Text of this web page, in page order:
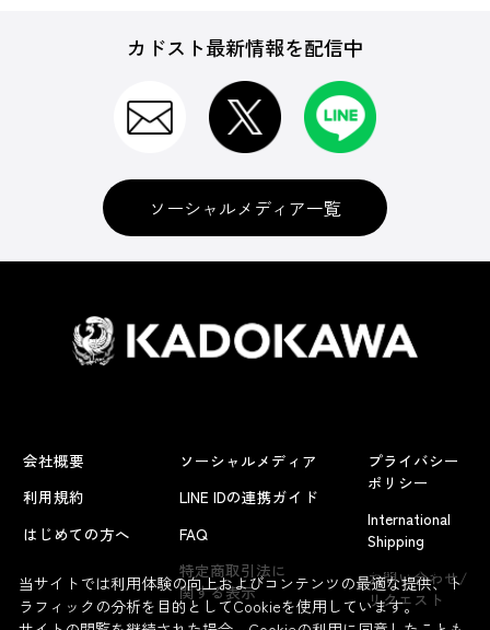
よくあるお問い合わせ
カドスト最新情報を配信中
ソーシャルメディア一覧
会社概要
利用規約
はじめての方へ
ソーシャルメディア
LINE IDの連携ガイド
FAQ
特定商取引法に
関する表示
プライバシー
ポリシー
International
Shipping
お問い合わせ/
リクエスト
当サイトでは利用体験の向上およびコンテンツの最適な提供、ト
ラフィックの分析を目的としてCookieを使用しています。